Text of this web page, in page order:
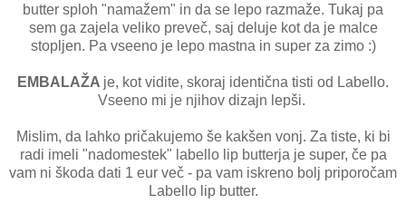
butter sploh "namažem" in da se lepo razmaže. Tukaj pa
sem ga zajela veliko preveč, saj deluje kot da je malce
stopljen. Pa vseeno je lepo mastna in super za zimo :)
EMBALAŽA je, kot vidite, skoraj identična tisti od Labello.
Vseeno mi je njihov dizajn lepši.
Mislim, da lahko pričakujemo še kakšen vonj. Za tiste, ki bi
radi imeli "nadomestek" labello lip butterja je super, če pa
vam ni škoda dati 1 eur več - pa vam iskreno bolj priporočam
Labello lip butter.